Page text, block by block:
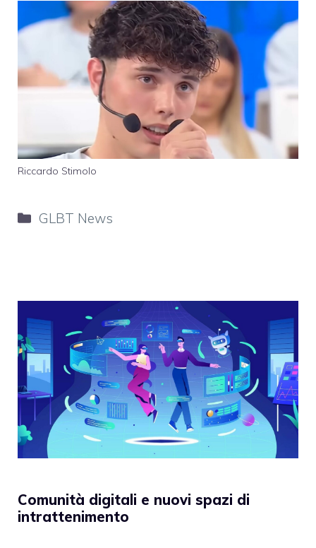
Riccardo Stimolo
Categorie
GLBT News
Comunità digitali e nuovi spazi di
intrattenimento